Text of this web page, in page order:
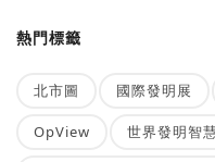
熱門標籤
北市圖 國際發明展
OpView 世界發明智